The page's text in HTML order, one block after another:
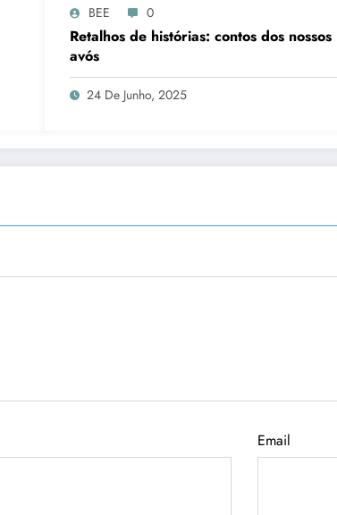
BEE 0
Retalhos de histórias: contos dos nossos
avós
24 De Junho, 2025
Email